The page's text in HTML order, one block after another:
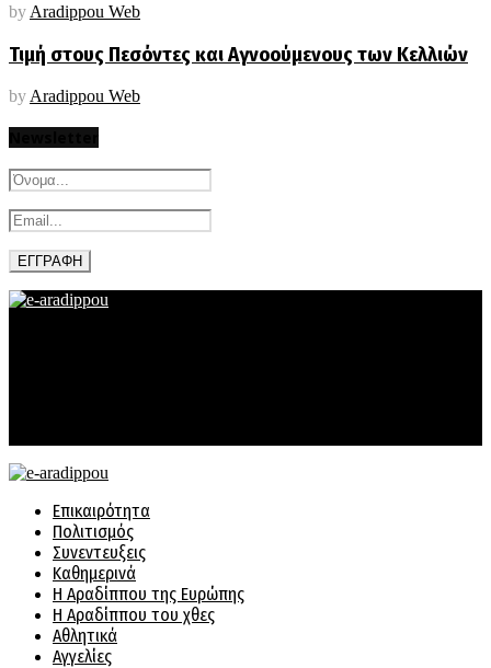
by Aradippou Web
Τιμή στους Πεσόντες και Αγνοούμενους των Κελλιών
by Aradippou Web
Επικαιρότητα
Πολιτισμός
Συνεντευξεις
Καθημερινά
Η Αραδίππου της Ευρώπης
Η Αραδίππου του χθες
Αθλητικά
Αγγελίες